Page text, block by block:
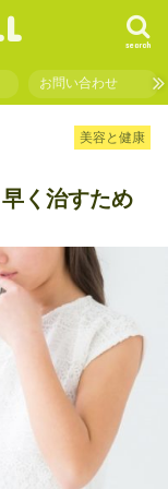
search
お問い合わせ
美容と健康
く治すため